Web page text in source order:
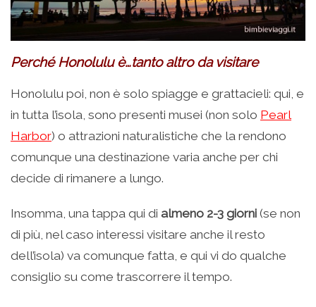
Perché Honolulu è…tanto altro da visitare
Honolulu poi, non è solo spiagge e grattacieli: qui, e
in tutta l’isola, sono presenti musei (non solo Pearl
Harbor) o attrazioni naturalistiche che la rendono
comunque una destinazione varia anche per chi
decide di rimanere a lungo.
Insomma, una tappa qui di almeno 2-3 giorni (se non
di più, nel caso interessi visitare anche il resto
dell’isola) va comunque fatta, e qui vi do qualche
consiglio su come trascorrere il tempo.